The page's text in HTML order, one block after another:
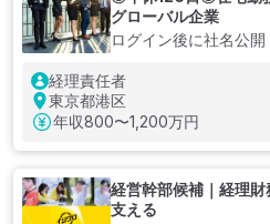
グローバル企業
ログイン後に社名公開
経理責任者
東京都港区
年収800〜1,200万円
経営幹部候補｜経理
支える